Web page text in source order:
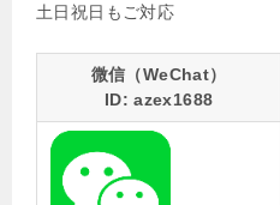
土日祝日もご対応
微信（WeChat）
ID: azex1688